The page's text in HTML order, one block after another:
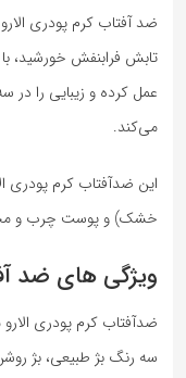
ضد آفتاب کرم پودری
تابش فرابنفش خورشید، با
عمل کرده و زیبایی را
می‌کند.
این ضدآفتاب کرم پودری
خشک) و پوست چرب و
ویژگی‌ های ضد